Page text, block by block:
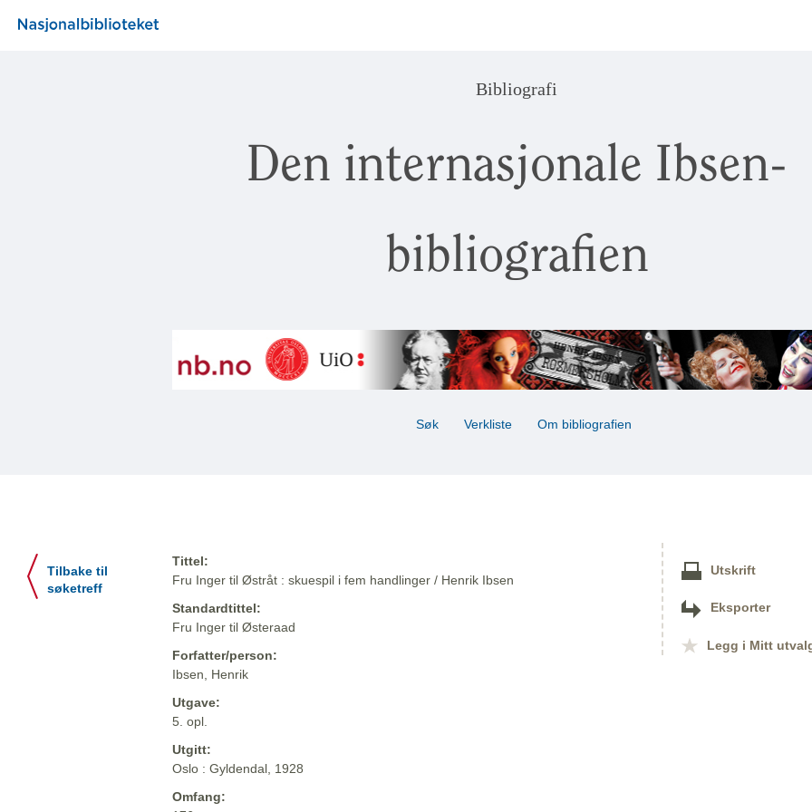
Bibliografi
Den internasjonale Ibsen-
bibliografien
Søk Verkliste Om bibliografien
Tilbake til
søketreff
Tittel:
Fru Inger til Østråt : skuespil i fem handlinger / Henrik Ibsen
Standardtittel:
Fru Inger til Østeraad
Forfatter/person:
Ibsen, Henrik
Utgave:
5. opl.
Utgitt:
Oslo : Gyldendal, 1928
Omfang:
Utskrift
Eksporter
Legg i Mitt